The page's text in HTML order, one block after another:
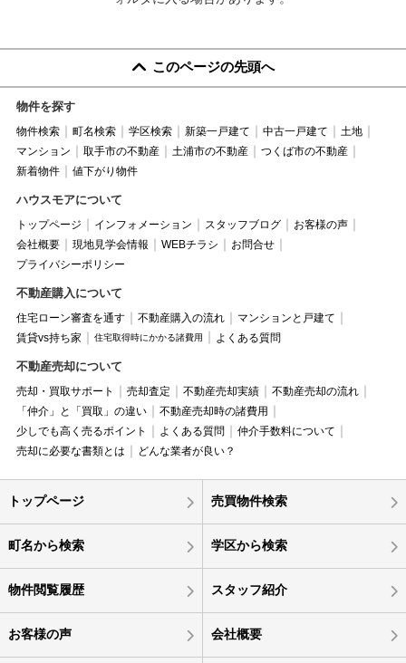
このページの先頭へ
物件を探す
物件検索 町名検索 学区検索 新築一戸建て 中古一戸建て
土地
マンション
取手市の不動産 土浦市の不動産
つくば市の不動産
新着物件
値下がり物件
ハウスモアについて
トップページ インフォメーション スタッフブログ
お客様の声
会社概要
現地見学会情報 WEBチラシ
お問合せ
プライバシーポリシー
不動産購入について
住宅ローン審査を通す 不動産購入の流れ
マンションと戸建て
賃貸vs持ち家
住宅取得時にかかる諸費用 よくある質問
不動産売却について
売却・買取サポート 売却査定 不動産売却実績
不動産売却の流れ
「仲介」と「買取」の違い
不動産売却時の諸費用
少しでも高く売るポイント
よくある質問
仲介手数料について
売却に必要な書類とは
どんな業者が良い？
トップページ 売買物件検索
町名から検索 学区から検索
物件閲覧履歴 スタッフ紹介
お客様の声 会社概要